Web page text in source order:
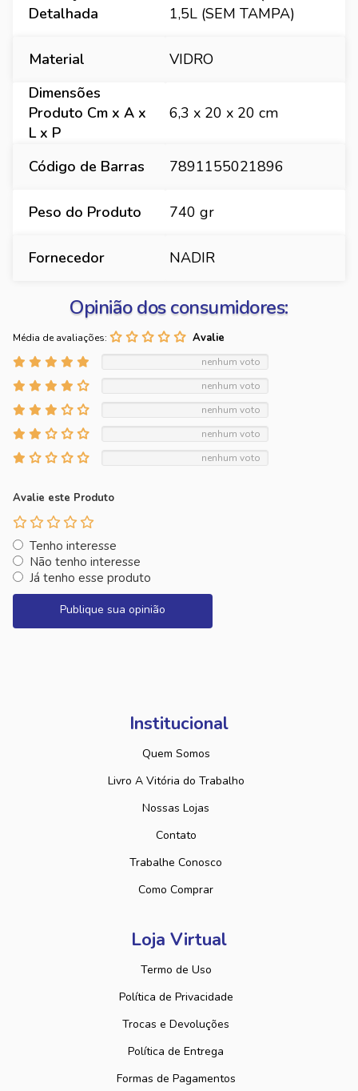
Detalhada
1,5L (SEM TAMPA)
Material
VIDRO
Dimensões
Produto Cm x A x
L x P
6,3 x 20 x 20 cm
Código de Barras 7891155021896
Peso do Produto 740 gr
Fornecedor NADIR
Opinião dos consumidores:
Média de avaliações:
nenhum voto
nenhum voto
nenhum voto
nenhum voto
nenhum voto
Avalie este Produto
Tenho interesse
Não tenho interesse
Já tenho esse produto
Publique sua opinião
Institucional
Quem Somos
Livro A Vitória do Trabalho
Nossas Lojas
Contato
Trabalhe Conosco
Como Comprar
Loja Virtual
Termo de Uso
Política de Privacidade
Trocas e Devoluções
Política de Entrega
Formas de Pagamentos